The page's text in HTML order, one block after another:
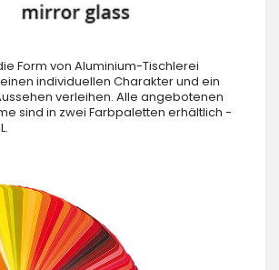
Form von Aluminium-Tischlerei
individuellen Charakter und ein
verleihen. Alle angebotenen
sind in zwei Farbpaletten erhältlich -